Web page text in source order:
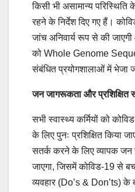
किसी भी असामान्य परिस्थिति
रहने के निर्देश दिए गए हैं।
जांच अनिवार्य रूप से की
को Whole Genome
संबंधित प्रयोगशालाओं में भेजा
जन जागरूकता और प्रशिक्षित
सभी स्वास्थ्य कर्मियों को
के लिए पुनः प्रशिक्षित किया
सतर्क करने के लिए व्यापक जन
जाएगा, जिसमें कोविड-19 से
व्यवहार (Do’s & Don’ts) के